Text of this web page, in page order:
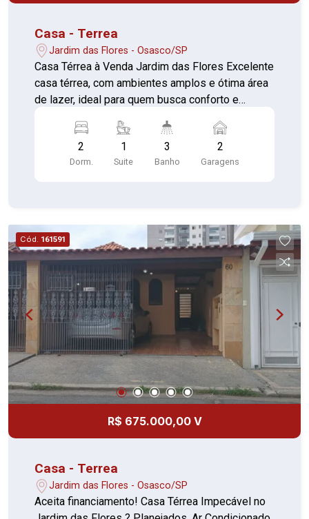
Casa - Terrea
Jardim das Flores - Osasco/SP
Casa Térrea à Venda Jardim das Flores Excelente
casa térrea, com ambientes amplos e ótima área
de lazer, ideal para quem busca conforto e
dormitórios, sendo 1 suíte; Sala ampla; Cozinha;
Banheiro social; Depósito com banheiro; Área
gourmet com churrasqueira; Piscina; Garagem
espaço para receber familiares e amigos. Entre
em contato para mais informações e agende sua
visita!
2
Dorm.
1
Suite
3
Banho
2
Garagens
Cód. 161591
R$ 675.000,00 V
Casa - Terrea
Jardim das Flores - Osasco/SP
Aceita financiamento! Casa Térrea Impecável no